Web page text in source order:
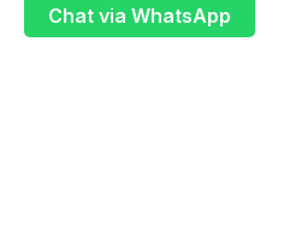
Chat via WhatsApp